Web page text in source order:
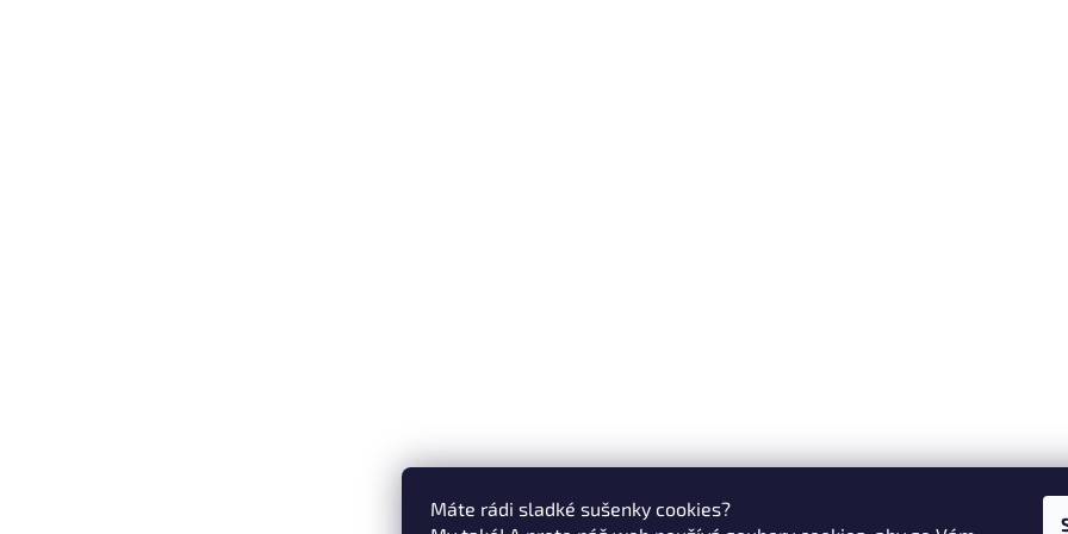
Máte rádi sladké sušenky cookies?